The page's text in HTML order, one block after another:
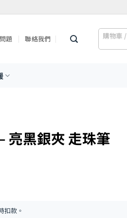
題 聯絡我們 購物車 /
黑銀夾 走珠筆
扣款。